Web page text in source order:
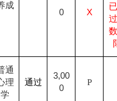
成
0 X
通
理
学
通过
3,00
0
P